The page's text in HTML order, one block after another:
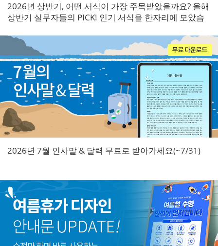
2026년 상반기, 어떤 서식이 가장 주목받았을까요? 올해
상반기 실무자들의 PICK! 인기 서식을 한자리에 모았습
2026년 7월 인사말 & 달력 무료로 받아가세요(~7/31)